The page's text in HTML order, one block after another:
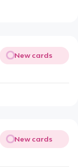
New cards
New cards